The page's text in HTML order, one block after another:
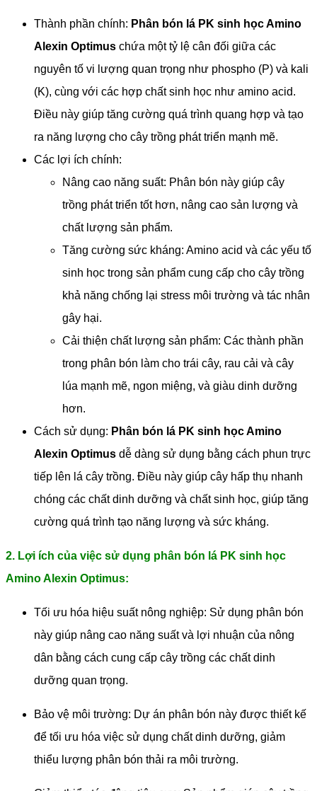
Thành phần chính: Phân bón lá PK sinh học Amino
Alexin Optimus chứa một tỷ lệ cân đối giữa các
nguyên tố vi lượng quan trọng như phospho (P) và kali
(K), cùng với các hợp chất sinh học như amino acid.
Điều này giúp tăng cường quá trình quang hợp và tạo
ra năng lượng cho cây trồng phát triển mạnh mẽ.
Các lợi ích chính:
Nâng cao năng suất: Phân bón này giúp cây
trồng phát triển tốt hơn, nâng cao sản lượng và
chất lượng sản phẩm.
Tăng cường sức kháng: Amino acid và các yếu tố
sinh học trong sản phẩm cung cấp cho cây trồng
khả năng chống lại stress môi trường và tác nhân
gây hại.
Cải thiện chất lượng sản phẩm: Các thành phần
trong phân bón làm cho trái cây, rau cải và cây
lúa mạnh mẽ, ngon miệng, và giàu dinh dưỡng
hơn.
Cách sử dụng: Phân bón lá PK sinh học Amino
Alexin Optimus dễ dàng sử dụng bằng cách phun trực
tiếp lên lá cây trồng. Điều này giúp cây hấp thụ nhanh
chóng các chất dinh dưỡng và chất sinh học, giúp tăng
cường quá trình tạo năng lượng và sức kháng.
2. Lợi ích của việc sử dụng phân bón lá PK sinh học
Amino Alexin Optimus:
Tối ưu hóa hiệu suất nông nghiệp: Sử dụng phân bón
này giúp nâng cao năng suất và lợi nhuận của nông
dân bằng cách cung cấp cây trồng các chất dinh
dưỡng quan trọng.
Bảo vệ môi trường: Dự án phân bón này được thiết kế
để tối ưu hóa việc sử dụng chất dinh dưỡng, giảm
thiểu lượng phân bón thải ra môi trường.